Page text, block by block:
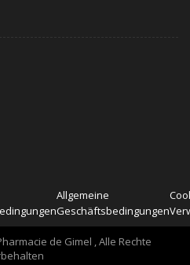
Allgemeine
Geschäftsbedingungen
de Gimel , Alle Rechte